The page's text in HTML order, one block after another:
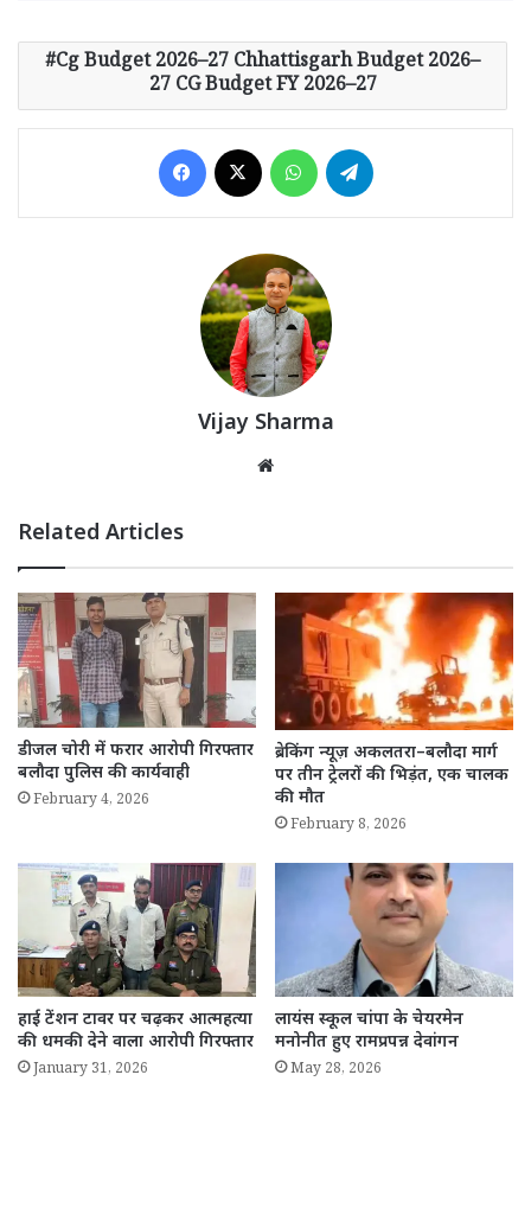
Cg Budget 2026–27 Chhattisgarh Budget 2026–
27 CG Budget FY 2026–27
Facebook WhatsApp
Vijay Sharma
Related Articles
डीजल चोरी में फरार आरोपी गिरफ्तार
बलौदा पुलिस की कार्यवाही
February 4, 2026
ब्रेकिंग न्यूज़ अकलतरा–बलौदा मार्ग
पर तीन ट्रेलरों की भिड़ंत, एक चालक
की मौत
February 8, 2026
हाई टेंशन टावर पर चढ़कर आत्महत्या
की धमकी देने वाला आरोपी गिरफ्तार
January 31, 2026
लायंस स्कूल चांपा के चेयरमेन
मनोनीत हुए रामप्रपन्न देवांगन
May 28, 2026